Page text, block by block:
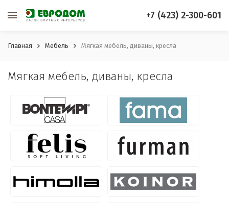
+7 (423) 2-300-601
Главная Мебель Мягкая мебель, диваны, кресла
Мягкая мебель, диваны, кресла